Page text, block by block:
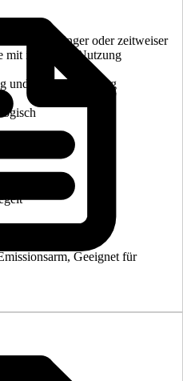
mit geringer oder zeitweiser
mit intensiver Nutzung
und Clickverbindung
Geeignet für